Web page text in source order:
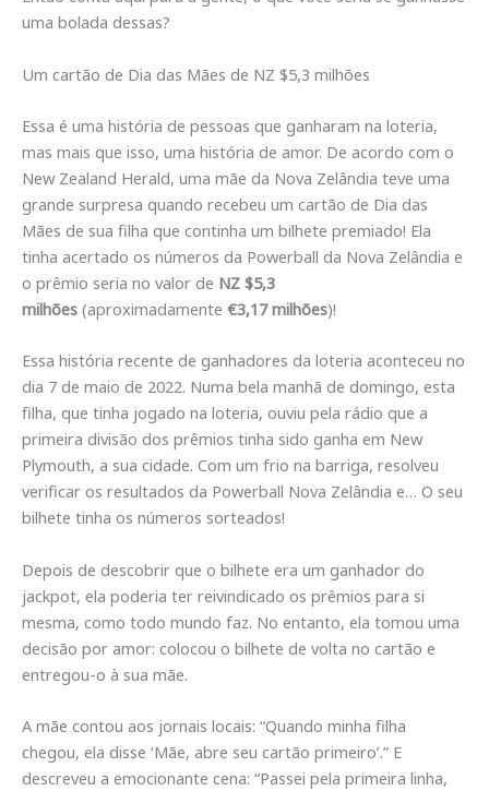
uma bolada dessas?
Um cartão de Dia das Mães de NZ $5,3 milhões
Essa é uma história de pessoas que ganharam na loteria,
mas mais que isso, uma história de amor. De acordo com o
New Zealand Herald, uma mãe da Nova Zelândia teve uma
grande surpresa quando recebeu um cartão de Dia das
Mães de sua filha que continha um bilhete premiado! Ela
tinha acertado os números da Powerball da Nova Zelândia e
o prêmio seria no valor de NZ $5,3
milhões (aproximadamente €3,17 milhões)!
Essa história recente de ganhadores da loteria aconteceu no
dia 7 de maio de 2022. Numa bela manhã de domingo, esta
filha, que tinha jogado na loteria, ouviu pela rádio que a
primeira divisão dos prêmios tinha sido ganha em New
Plymouth, a sua cidade. Com um frio na barriga, resolveu
verificar os resultados da Powerball Nova Zelândia e… O seu
bilhete tinha os números sorteados!
Depois de descobrir que o bilhete era um ganhador do
jackpot, ela poderia ter reivindicado os prêmios para si
mesma, como todo mundo faz. No entanto, ela tomou uma
decisão por amor: colocou o bilhete de volta no cartão e
entregou-o à sua mãe.
A mãe contou aos jornais locais: “Quando minha filha
chegou, ela disse ‘Mãe, abre seu cartão primeiro’.” E
descreveu a emocionante cena: “Passei pela primeira linha,